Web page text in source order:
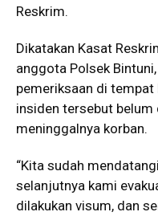
Reskrim.
Dikatakan Kasat
anggota Polsek
pemeriksaan di
insiden tersebut belum
meninggalnya korban.
“Kita sudah
selanjutnya kami
dilakukan visum, dan